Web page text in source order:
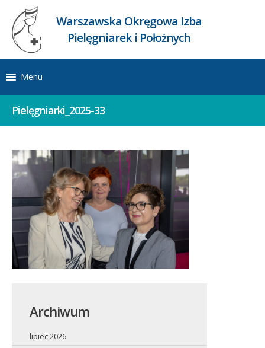
Warszawska Okręgowa Izba
Pielęgniarek i Położnych
Menu
Pielęgniarki_2025-33
Archiwum
lipiec 2026